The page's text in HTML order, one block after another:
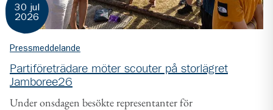
30 jul
2026
Pressmeddelande
Partiföreträdare möter scouter på storlägret
Jamboree26
Under onsdagen besökte representanter för